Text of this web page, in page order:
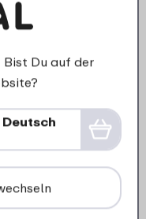
Du auf der